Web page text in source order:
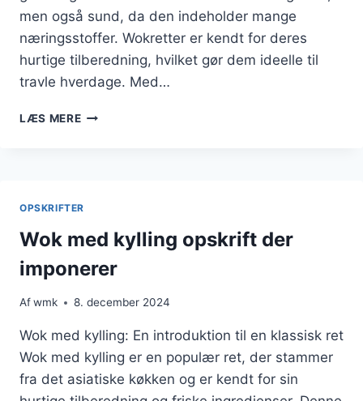
men også sund, da den indeholder mange
næringsstoffer. Wokretter er kendt for deres
hurtige tilberedning, hvilket gør dem ideelle til
travle hverdage. Med…
LÆS MEREWOK
OPSKRIFTER
Wok med kylling opskrift der
imponerer
Afwmk 8. december 2024
Wok med kylling: En introduktion til en klassisk ret
Wok med kylling er en populær ret, der stammer
fra det asiatiske køkken og er kendt for sin